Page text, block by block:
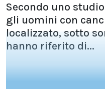
Secondo uno
gli uomini con
localizzato, sotto
hanno riferito di...